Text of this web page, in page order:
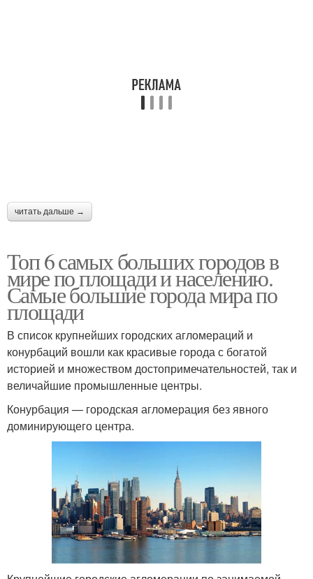
читать дальше →
Топ 6 самых больших городов в
мире по площади и населению.
Самые большие города мира по
площади
В список крупнейших городских агломераций и
конурбаций вошли как красивые города с богатой
историей и множеством достопримечательностей, так и
величайшие промышленные центры.
Конурбация — городская агломерация без явного
доминирующего центра.